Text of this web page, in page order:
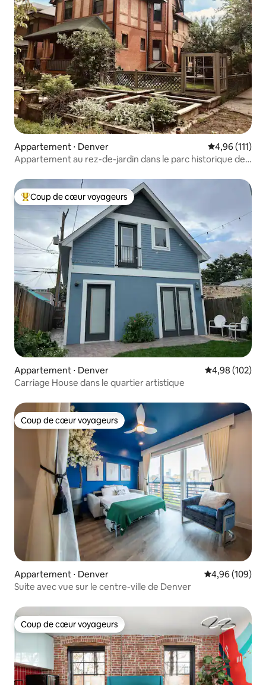
Appartement ⋅ Denver Évaluation
4,96 (111)
Appartement au rez-de-jardin dans le parc historique de
Coups de cœur voyageurs les plus appréciés
Coup de cœur voyageurs
Appartement ⋅ Denver Évaluation
4,98 (102)
Carriage House dans le quartier artistique
Coup de cœur voyageurs
Coup de cœur voyageurs
Appartement ⋅ Denver Évaluation
4,96 (109)
Suite avec vue sur le centre-ville de Denver
Coup de cœur voyageurs
Coup de cœur voyageurs